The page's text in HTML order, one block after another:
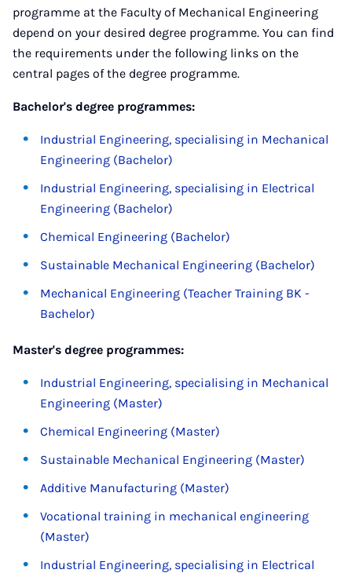
programme at the Faculty of Mechanical Engineering
depend on your desired degree programme. You can find
the requirements under the following links on the
central pages of the degree programme.
Bachelor's degree programmes:
Industrial Engineering, specialising in Mechanical
Engineering (Bachelor)
Industrial Engineering, specialising in Electrical
Engineering (Bachelor)
Chemical Engineering (Bachelor)
Sustainable Mechanical Engineering (Bachelor)
Mechanical Engineering (Teacher Training BK -
Bachelor)
Master's degree programmes:
Industrial Engineering, specialising in Mechanical
Engineering (Master)
Chemical Engineering (Master)
Sustainable Mechanical Engineering (Master)
Additive Manufacturing (Master)
Vocational training in mechanical engineering
(Master)
Industrial Engineering, specialising in Electrical